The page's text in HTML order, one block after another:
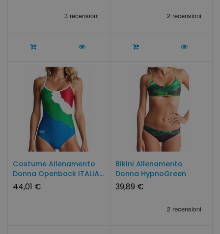
Costume Allenamento
Donna Openback ITALIA...
44,01 €
Bikini Allenamento
Donna HypnoGreen
Swimmershop
39,89 €